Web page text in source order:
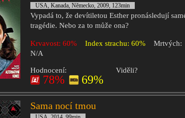
USA, Kanada, Německo, 2009, 123min
Vypadá to, že devítiletou Esther pronásledují
tragédie. Nebo za to může ona?
Krvavost: 60% Index strachu: 60%
Mrtvých:
N/A
Hodnocení:
78% 69%
Viděli?
Sama nocí tmou